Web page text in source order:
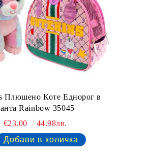
Плюшено Коте Еднорог в
Rainbow 35045
€23.00
44.98лв.